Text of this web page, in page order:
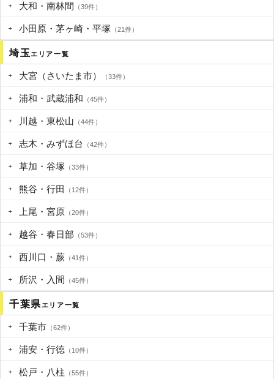
大和・南林間 （39件）
小田原・茅ヶ崎・平塚 （21件）
埼玉エリア一覧
大宮（さいたま市） （33件）
浦和・武蔵浦和 （45件）
川越・東松山 （44件）
志木・みずほ台 （42件）
草加・谷塚 （33件）
熊谷・行田 （12件）
上尾・宮原 （20件）
越谷・春日部 （53件）
西川口・蕨 （41件）
所沢・入間 （45件）
千葉県エリア一覧
千葉市 （62件）
浦安・行徳 （10件）
松戸・八柱 （55件）